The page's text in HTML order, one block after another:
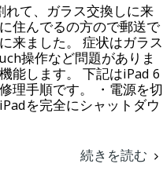
れて、ガラス交換しに来
住んでるの方ので郵送で
来ました。 症状はガラス
操作など問題がありま
能します。 下記はiPad 6
理手順です。 ・電源を切
を完全にシャットダウ
続きを読む